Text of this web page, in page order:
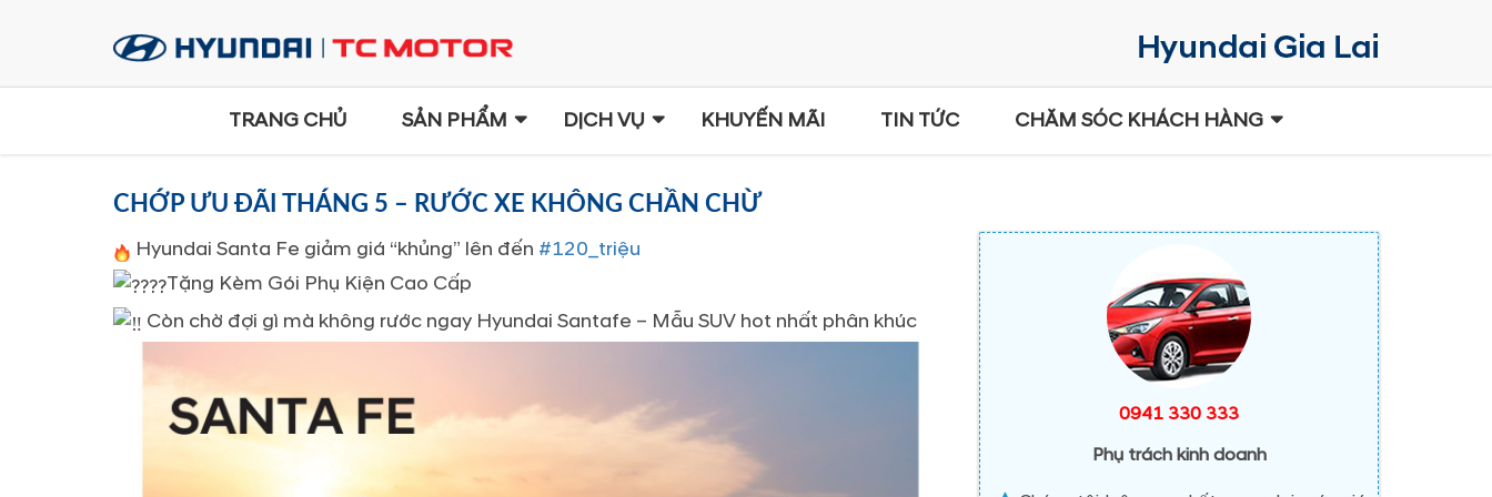
TRANG CHỦ SẢN PHẨM DỊCH VỤ KHUYẾN MÃI TIN TỨC CHĂM SÓC KHÁCH HÀNG
CHỚP ƯU ĐÃI THÁNG 5 – RƯỚC XE KHÔNG CHẦN CHỪ
Hyundai Santa Fe giảm giá “khủng” lên đến #120_triệu
Tặng Kèm Gói Phụ Kiện Cao Cấp
Còn chờ đợi gì mà không rước ngay Hyundai Santafe – Mẫu SUV hot nhất phân khúc
0941 330 333
Phụ trách kinh doanh